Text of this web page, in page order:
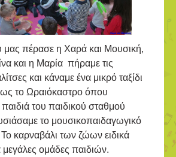
μας πέρασε η Χαρά και Μουσική,
και η Μαρία πήραμε τις
και κάναμε ένα μικρό ταξίδι
το Ωραιόκαστρο όπου
του παιδικού σταθμού
το μουσικοπαιδαγωγικό
καρναβάλι των ζώων ειδικά
μεγάλες ομάδες παιδιών.